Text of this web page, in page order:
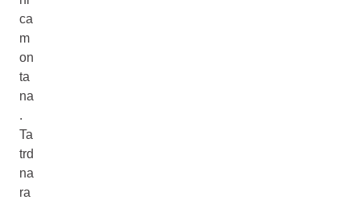
ca
m
on
ta
na
.
Ta
trd
na
ra